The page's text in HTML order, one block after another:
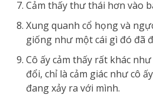
Cảm thấy thư thái hơn vào
Xung quanh cổ họng và
giống như một cái gì đó đã
Cô ấy cảm thấy rất khác
đổi, chỉ là cảm giác như cô
đang xảy ra với mình.